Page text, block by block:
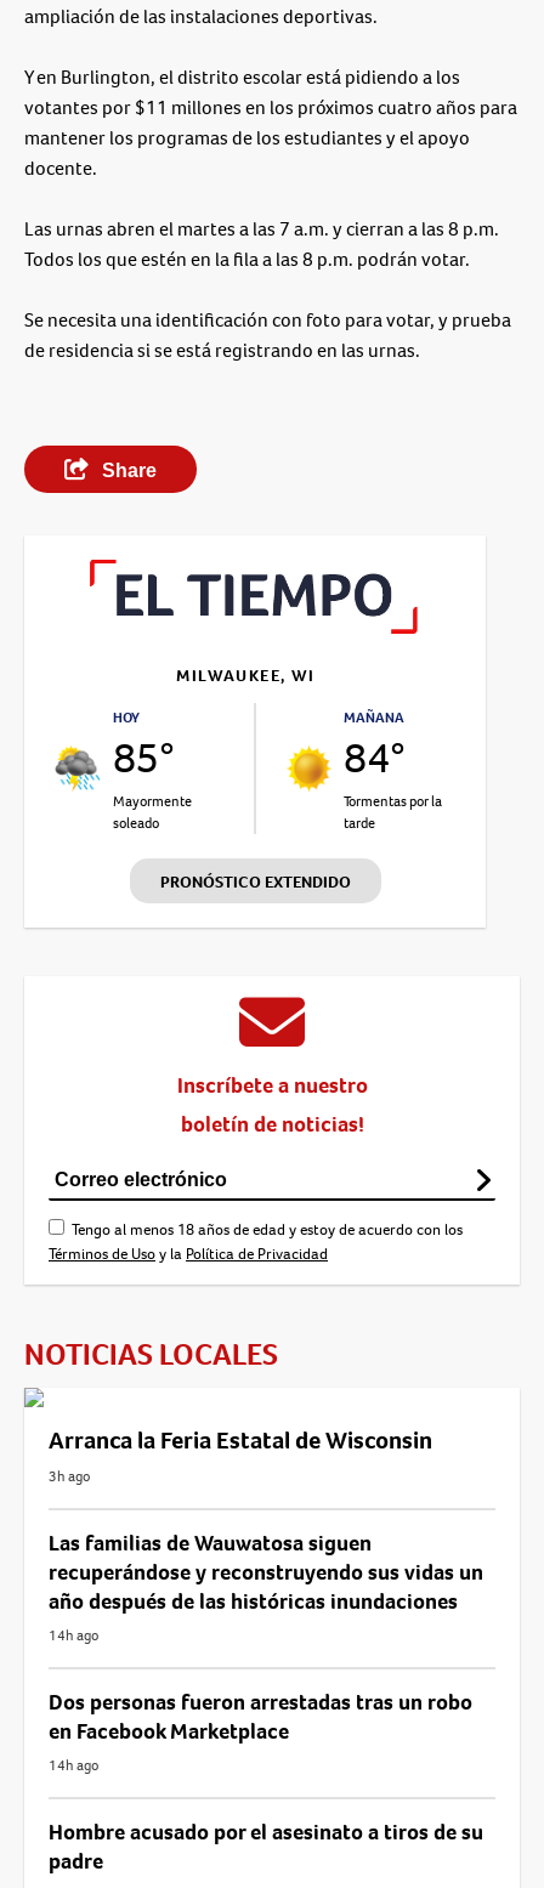
ampliación de las instalaciones deportivas.
Y en Burlington, el distrito escolar está pidiendo a los
votantes por $11 millones en los próximos cuatro años para
mantener los programas de los estudiantes y el apoyo
docente.
Las urnas abren el martes a las 7 a.m. y cierran a las 8 p.m.
Todos los que estén en la fila a las 8 p.m. podrán votar.
Se necesita una identificación con foto para votar, y prueba
de residencia si se está registrando en las urnas.
Share
MILWAUKEE, WI
HOY
85°
Mayormente
soleado
MAÑANA
84°
Tormentas por la
tarde
PRONÓSTICO EXTENDIDO
Inscríbete a nuestro
boletín de noticias!
Tengo al menos 18 años de edad y estoy de acuerdo con los
Términos de Usoy la Política de Privacidad
NOTICIAS LOCALES
Arranca la Feria Estatal de Wisconsin
3h ago
Las familias de Wauwatosa siguen
recuperándose y reconstruyendo sus vidas un
año después de las históricas inundaciones
14h ago
Dos personas fueron arrestadas tras un robo
en Facebook Marketplace
14h ago
Hombre acusado por el asesinato a tiros de su
padre